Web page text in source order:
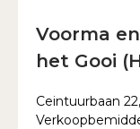
Voorma
het Gooi
Ceintuurbaan